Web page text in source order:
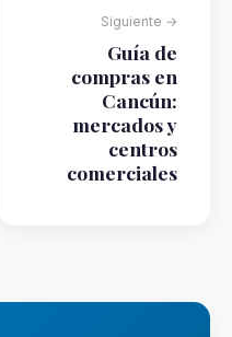
Siguiente →
Guía de
compras en
Cancún:
mercados y
centros
comerciales